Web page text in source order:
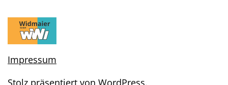
Impressum
Stolz präsentiert von WordPress.